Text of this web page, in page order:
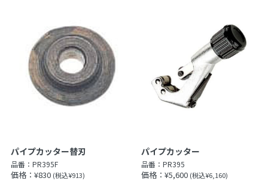
パイプカッター替刃
品番： PR395F
価格：¥830 (税込¥913)
パイプカッター
品番：PR395
価格：¥5,600 (税込¥6,160)